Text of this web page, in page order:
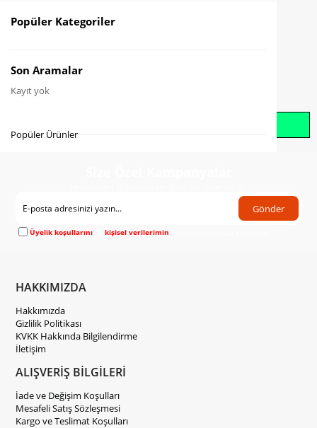
Gelince Haber Ver
Gönder
Üyelik koşullarını vekişisel verilerimin
HAKKIMIZDA
Hakkımızda
Gizlilik Politikası
KVKK Hakkında Bilgilendirme
İletişim
ALIŞVERİŞ BİLGİLERİ
İade ve Değişim Koşulları
Mesafeli Satış Sözleşmesi
Kargo ve Teslimat Koşulları
Popüler Kategoriler
Son Aramalar
Kayıt yok
Popüler Ürünler